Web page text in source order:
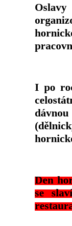
I po
Den
se